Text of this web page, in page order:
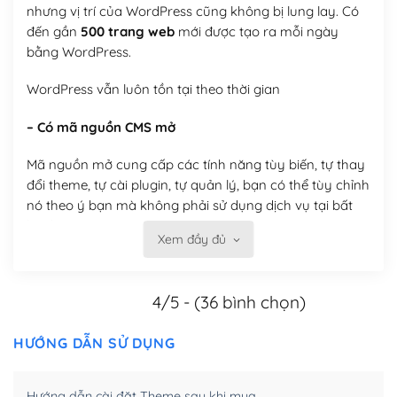
nhưng vị trí của WordPress cũng không bị lung lay. Có
đến gần 500 trang webmới được tạo ra mỗi ngày
bằng WordPress.
WordPress vẫn luôn tồn tại theo thời gian
– Có mã nguồn CMS mở
Mã nguồn mở cung cấp các tính năng tùy biến, tự thay
đổi theme, tự cài plugin, tự quản lý, bạn có thể tùy chỉnh
nó theo ý bạn mà không phải sử dụng dịch vụ tại bất
Xem đầy đủ
4/5 - (36 bình chọn)
HƯỚNG DẪN SỬ DỤNG